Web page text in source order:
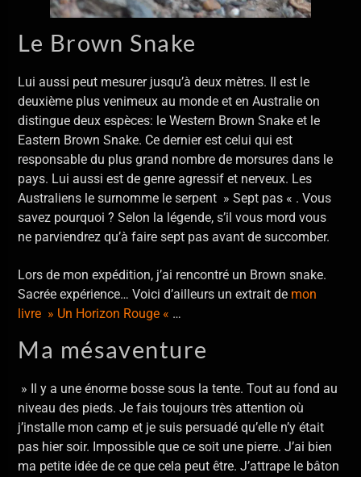
Le Brown Snake
Lui aussi peut mesurer jusqu’à deux mètres. Il est le
deuxième plus venimeux au monde et en Australie on
distingue deux espèces: le Western Brown Snake et le
Eastern Brown Snake. Ce dernier est celui qui est
responsable du plus grand nombre de morsures dans le
pays. Lui aussi est de genre agressif et nerveux. Les
Australiens le surnomme le serpent » Sept pas « . Vous
savez pourquoi ? Selon la légende, s’il vous mord vous
ne parviendrez qu’à faire sept pas avant de succomber.
Lors de mon expédition, j’ai rencontré un Brown snake.
Sacrée expérience… Voici d’ailleurs un extrait de mon
livre » Un Horizon Rouge « …
Ma mésaventure
» Il y a une énorme bosse sous la tente. Tout au fond au
niveau des pieds. Je fais toujours très attention où
j’installe mon camp et je suis persuadé qu’elle n’y était
pas hier soir. Impossible que ce soit une pierre. J’ai bien
ma petite idée de ce que cela peut être. J’attrape le bâton